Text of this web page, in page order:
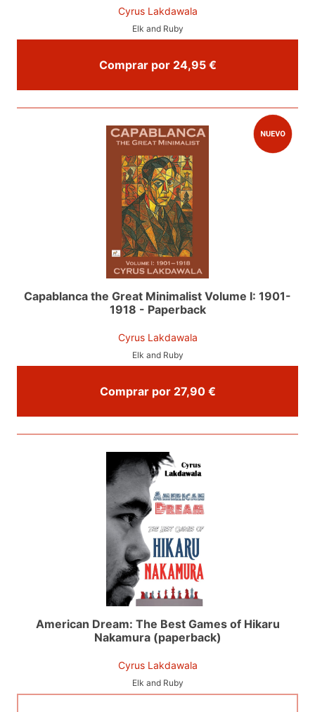
Cyrus Lakdawala
Elk and Ruby
Comprar por 24,95 €
Capablanca the Great Minimalist Volume I: 1901-
1918 - Paperback
Cyrus Lakdawala
Elk and Ruby
Comprar por 27,90 €
American Dream: The Best Games of Hikaru
Nakamura (paperback)
Cyrus Lakdawala
Elk and Ruby